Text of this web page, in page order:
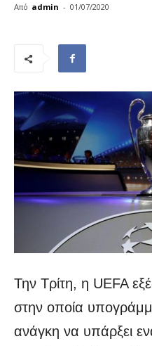
Από admin - 01/07/2020
Την Τρίτη, η UEFA
στην οποία
ανάγκη να υπάρξει